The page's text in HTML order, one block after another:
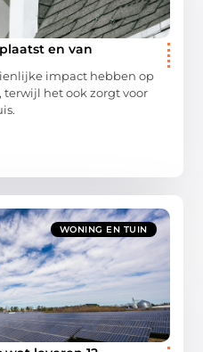
en van
impact hebben op
het ook zorgt voor
WONING EN TUIN